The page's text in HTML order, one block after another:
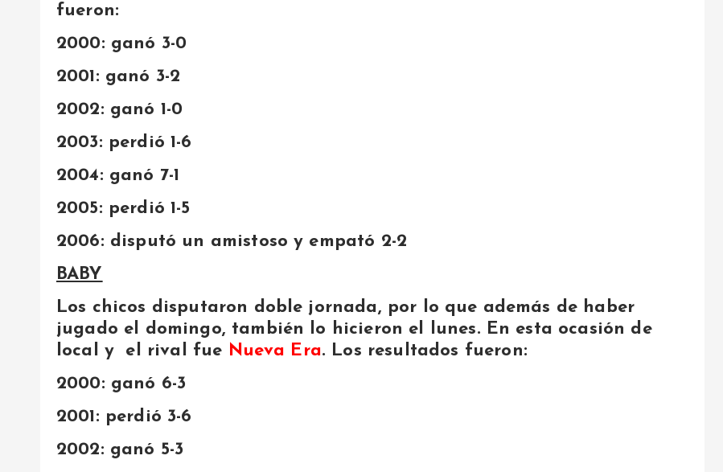
fueron:
2000: ganó 3-0
2001: ganó 3-2
2002: ganó 1-0
2003: perdió 1-6
2004: ganó 7-1
2005: perdió 1-5
2006: disputó un amistoso y empató 2-2
BABY
Los chicos disputaron doble jornada, por lo que además de haber
jugado el domingo, también lo hicieron el lunes. En esta ocasión de
local y el rival fue Nueva Era. Los resultados fueron:
2000: ganó 6-3
2001: perdió 3-6
2002: ganó 5-3